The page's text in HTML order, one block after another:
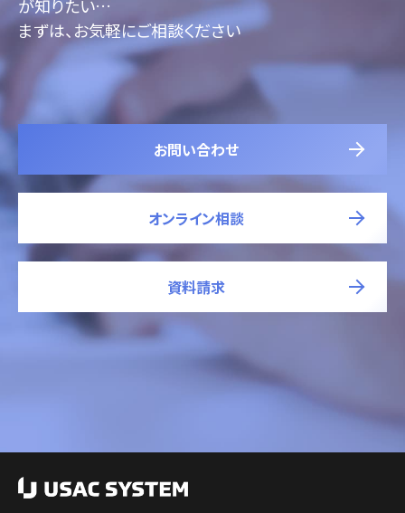
が知りたい…
まずは、お気軽にご相談ください
お問い合わせ
オンライン相談
資料請求